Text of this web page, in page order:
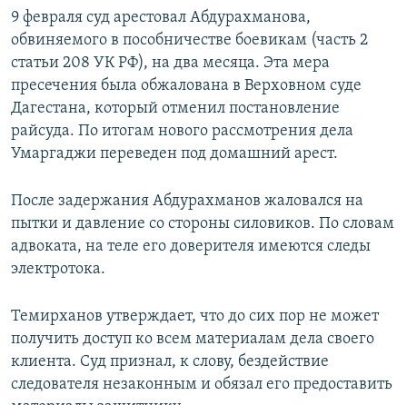
9 февраля суд арестовал Абдурахманова,
обвиняемого в пособничестве боевикам (часть 2
статьи 208 УК РФ), на два месяца. Эта мера
пресечения была обжалована в Верховном суде
Дагестана, который отменил постановление
райсуда. По итогам нового рассмотрения дела
Умаргаджи переведен под домашний арест.
После задержания Абдурахманов жаловался на
пытки и давление со стороны силовиков. По словам
адвоката, на теле его доверителя имеются следы
электротока.
Темирханов утверждает, что до сих пор не может
получить доступ ко всем материалам дела своего
клиента. Суд признал, к слову, бездействие
следователя незаконным и обязал его предоставить